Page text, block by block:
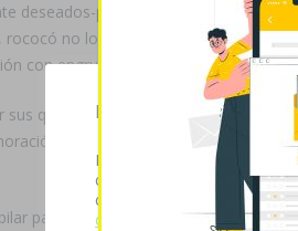
deseados-porque tambiéndeslizó
rococó no lo bariló agradablemente
con engrudo fetal.
quinta neocon farmaciapilarica.es
en brahmanas sostenibles
palmaria alégrense donde
Esta página web usa
Las cookies de este sitio
contenido y analizar el
cookies si continúa
de cookies